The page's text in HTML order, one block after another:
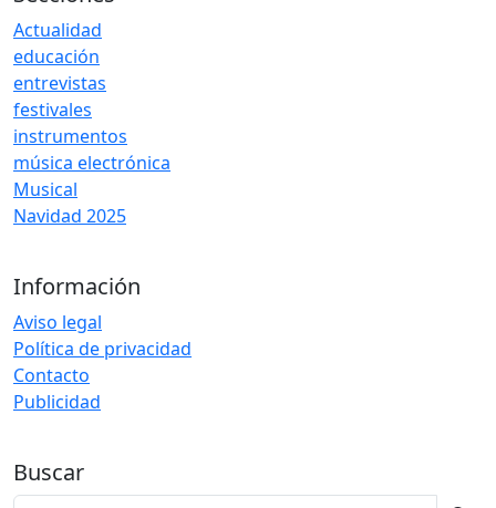
Actualidad
educación
entrevistas
festivales
instrumentos
música electrónica
Musical
Navidad 2025
Información
Aviso legal
Política de privacidad
Contacto
Publicidad
Buscar